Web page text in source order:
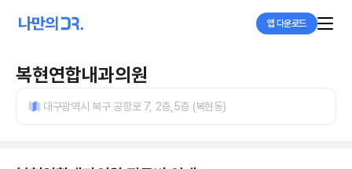
앱 다운로드
복현연합내과의원
대구광역시 북구 공항로 7, 2층,5층 (복현동)